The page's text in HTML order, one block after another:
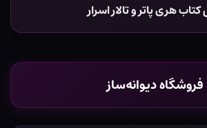
هری پاتر و تالار اسرار
فروشگاه دیوانه‌ساز